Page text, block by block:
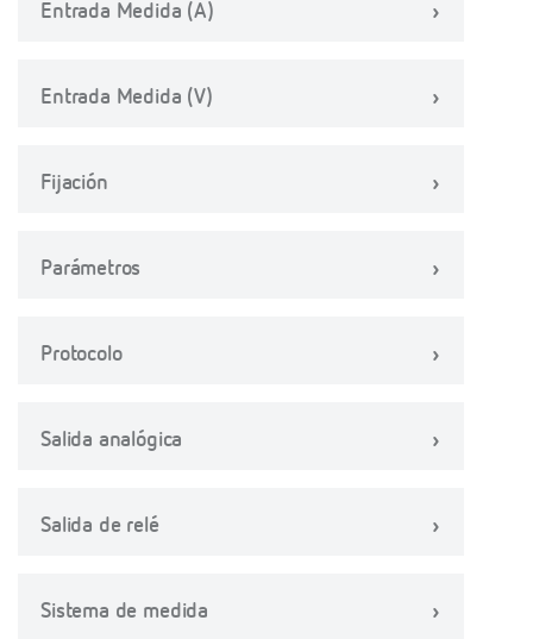
Entrada Medida (A)
Entrada Medida (V)
Fijación
Parámetros
Protocolo
Salida analógica
Salida de relé
Sistema de medida